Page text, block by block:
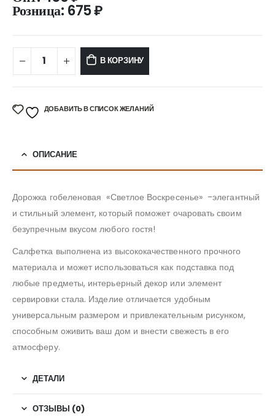
Розница: 675₽
В КОРЗИНУ
ДОБАВИТЬ В СПИСОК ЖЕЛАНИЙ
ОПИСАНИЕ
Дорожка гобеленовая «Светлое Воскресенье» -элегантный
и стильный элемент, который поможет очаровать своим
безупречным вкусом любого гостя!
Салфетка выполнена из высококачественного прочного
материала и может использоваться как подставка под
любые предметы, интерьерный декор или элемент
сервировки стала. Изделие отличается удобным
универсальным размером и привлекательным рисунком,
способным оживить ваш дом и внести свежесть в его
атмосферу.
ДЕТАЛИ
ОТЗЫВЫ (0)